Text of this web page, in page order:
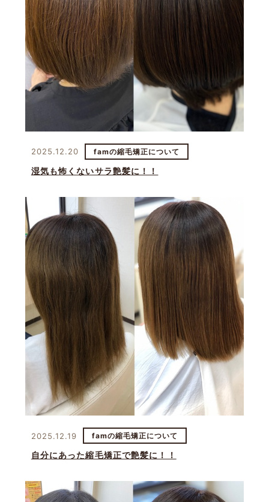
2025.12.20 famの縮毛矯正について
湿気も怖くないサラ艶髪に！！
2025.12.19 famの縮毛矯正について
自分にあった縮毛矯正で艶髪に！！